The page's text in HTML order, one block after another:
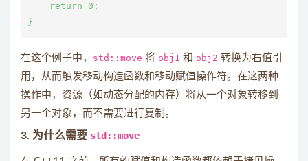
    return 0;
在这个例子中， std::move 将 obj1 和 obj2 转换为右值引
用，从而触发移动构造函数和移动赋值操作符。在这两种
操作中，资源（如动态分配的内存）将从一个对象转移到
另一个对象，而不需要进行复制。
3. 为什么需要 std::move